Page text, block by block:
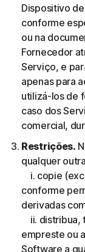
Dispositivo
conforme
ou na
Fornecedor
Serviço, e
apenas para
utilizá-los de
caso dos
comercial,
Restrições.
qualquer outra
i. copie
conforme
derivadas
ii. distribua,
empreste ou
Software a